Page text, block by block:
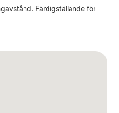
Färdigställande för